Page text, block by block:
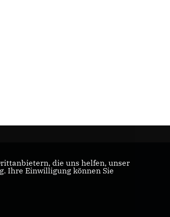
die uns helfen, unser
Ihre Einwilligung können Sie